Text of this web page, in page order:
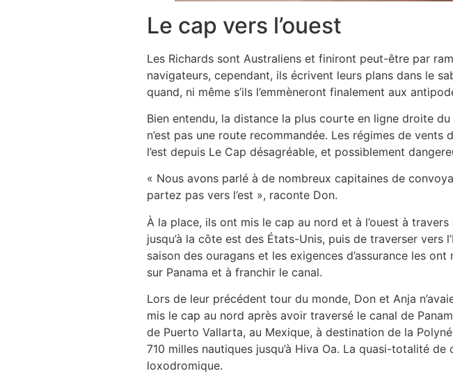
Le cap vers l’ouest
Les Richards sont Australiens et finiront peut-être par
navigateurs, cependant, ils écrivent leurs plans dans le
quand, ni même s’ils l’emmèneront finalement aux
Bien entendu, la distance la plus courte en ligne droite du
n’est pas une route recommandée. Les régimes de
l’est depuis Le Cap désagréable, et possiblement
« Nous avons parlé à de nombreux capitaines de
partez pas vers l’est », raconte Don.
À la place, ils ont mis le cap au nord et à l’ouest à
jusqu’à la côte est des États-Unis, puis de traverser vers
saison des ouragans et les exigences d’assurance les
sur Panama et à franchir le canal.
Lors de leur précédent tour du monde, Don et Anja
mis le cap au nord après avoir traversé le canal de
de Puerto Vallarta, au Mexique, à destination de la
710 milles nautiques jusqu’à Hiva Oa. La quasi-totalité
loxodromique.